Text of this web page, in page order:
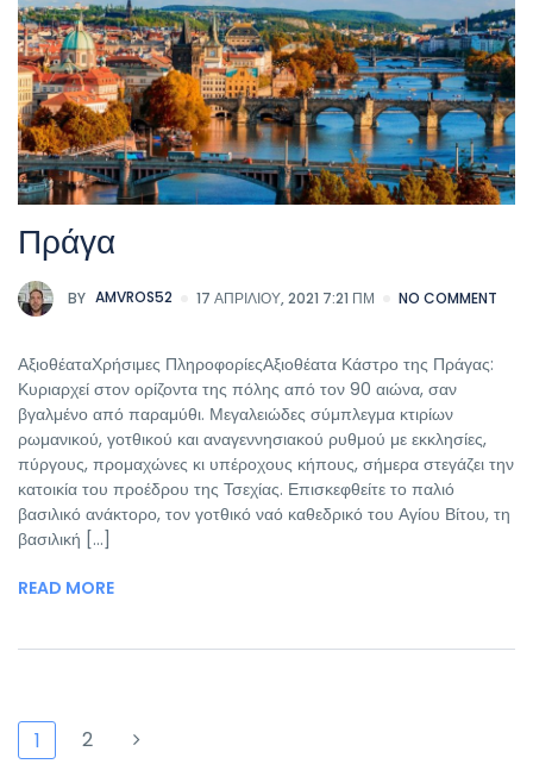
Πράγα
BY AMVROS52 17 ΑΠΡΙΛΊΟΥ, 2021 7:21 ΠΜ NO COMMENT
ΑξιοθέαταΧρήσιμες ΠληροφορίεςΑξιοθέατα Κάστρο της Πράγας:
Κυριαρχεί στον ορίζοντα της πόλης από τον 90 αιώνα, σαν
βγαλμένο από παραμύθι. Μεγαλειώδες σύμπλεγμα κτιρίων
ρωμανικού, γοτθικού και αναγεννησιακού ρυθμού με εκκλησίες,
πύργους, προμαχώνες κι υπέροχους κήπους, σήμερα στεγάζει την
κατοικία του προέδρου της Τσεχίας. Επισκεφθείτε το παλιό
βασιλικό ανάκτορο, τον γοτθικό ναό καθεδρικό του Αγίου Βίτου, τη
βασιλική [...]
READ MORE
1 2